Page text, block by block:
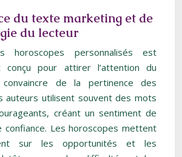
du texte marketing et de
du lecteur
personnalisés est
conçu pour attirer l’attention du
de la pertinence des
auteurs utilisent souvent des mots
créant un sentiment de
Les horoscopes mettent
sur les opportunités et les